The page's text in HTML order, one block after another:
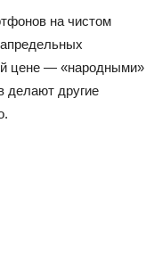
на чистом
цене — «народными»
делают другие